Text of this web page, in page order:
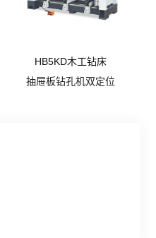
HB5KD木工钻床
抽屉板钻孔机双定位